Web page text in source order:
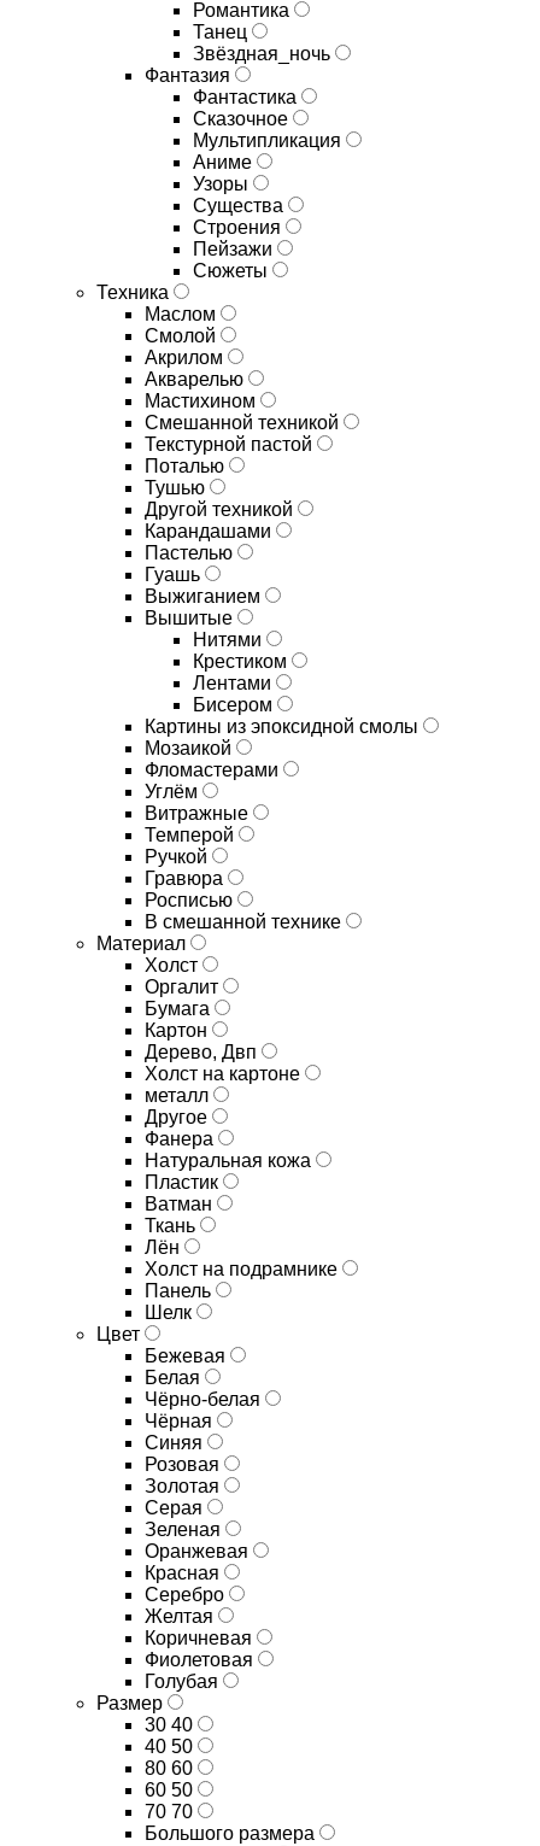
Романтика
Танец
Звёздная_ночь
Фантазия
Фантастика
Сказочное
Мультипликация
Аниме
Узоры
Существа
Строения
Пейзажи
Сюжеты
Техника
Маслом
Смолой
Акрилом
Акварелью
Мастихином
Смешанной техникой
Текстурной пастой
Поталью
Тушью
Другой техникой
Карандашами
Пастелью
Гуашь
Выжиганием
Вышитые
Нитями
Крестиком
Лентами
Бисером
Картины из эпоксидной смолы
Мозаикой
Фломастерами
Углём
Витражные
Темперой
Ручкой
Гравюра
Росписью
В смешанной технике
Материал
Холст
Оргалит
Бумага
Картон
Дерево, Двп
Холст на картоне
металл
Другое
Фанера
Натуральная кожа
Пластик
Ватман
Ткань
Лён
Холст на подрамнике
Панель
Шелк
Цвет
Бежевая
Белая
Чёрно-белая
Чёрная
Синяя
Розовая
Золотая
Серая
Зеленая
Оранжевая
Красная
Серебро
Желтая
Коричневая
Фиолетовая
Голубая
Размер
30 40
40 50
80 60
60 50
70 70
Большого размера